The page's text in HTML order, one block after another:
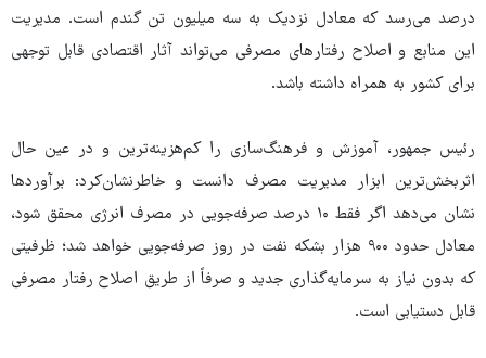
درصد می‌رسد که معادل نزدیک به سه میلیون تن گندم است. مدیریت
این منابع و اصلاح رفتارهای مصرفی می‌تواند آثار اقتصادی قابل توجهی
برای کشور به همراه داشته باشد.
رئیس جمهور، آموزش و فرهنگ‌سازی را کم‌هزینه‌ترین و در عین حال
اثربخش‌ترین ابزار مدیریت مصرف دانست و خاطرنشان‌کرد: برآوردها
نشان می‌دهد اگر فقط ۱۰ درصد صرفه‌جویی در مصرف انرژی محقق شود،
معادل حدود ۹۰۰ هزار بشکه نفت در روز صرفه‌جویی خواهد شد؛ ظرفیتی
که بدون نیاز به سرمایه‌گذاری جدید و صرفاً از طریق اصلاح رفتار مصرفی
قابل دستیابی است.